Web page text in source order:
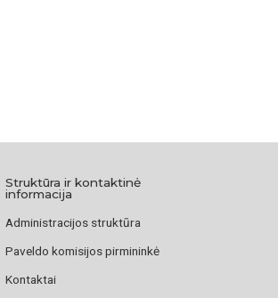
Struktūra ir kontaktinė
informacija
Administracijos struktūra
Paveldo komisijos pirmininkė
Kontaktai